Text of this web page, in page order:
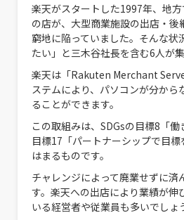
楽天がスタートした1997年、地
の店が、大型商業施設の出店・後
窮地に陥っていました。そんな状
たい」と三木谷社長を含む6人が集
楽天は「Rakuten Merchant
ステムにより、パソコンが分から
ることができます。
この取組みは、SDGsの目標8「働
目標17「パートナーシップで目
はまるものです。
チャレンジによって廃業せずに済
す。楽天への出店により業績が伸
いる経営者や従業員も多いでしょ